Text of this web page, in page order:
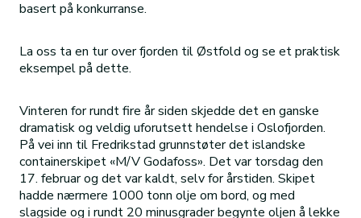
basert på konkurranse.
La oss ta en tur over fjorden til Østfold og se et praktisk
eksempel på dette.
Vinteren for rundt fire år siden skjedde det en ganske
dramatisk og veldig uforutsett hendelse i Oslofjorden.
På vei inn til Fredrikstad grunnstøter det islandske
containerskipet «M/V Godafoss». Det var torsdag den
17. februar og det var kaldt, selv for årstiden. Skipet
hadde nærmere 1000 tonn olje om bord, og med
slagside og i rundt 20 minusgrader begynte oljen å lekke